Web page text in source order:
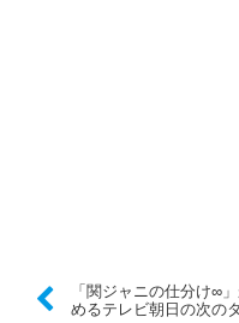
「関ジャニの仕分け∞
めるテレビ朝日の次の